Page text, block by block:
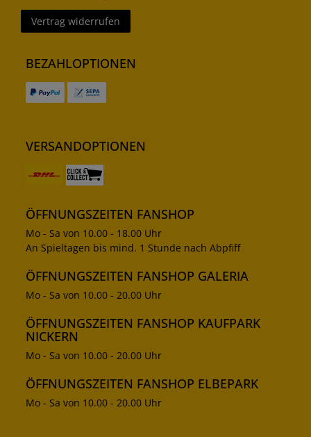
Vertrag widerrufen
BEZAHLOPTIONEN
VERSANDOPTIONEN
ÖFFNUNGSZEITEN FANSHOP
Mo - Sa von 10.00 - 18.00 Uhr
An Spieltagen bis mind. 1 Stunde nach Abpfiff
ÖFFNUNGSZEITEN FANSHOP GALERIA
Mo - Sa von 10.00 - 20.00 Uhr
ÖFFNUNGSZEITEN FANSHOP KAUFPARK
NICKERN
Mo - Sa von 10.00 - 20.00 Uhr
ÖFFNUNGSZEITEN FANSHOP ELBEPARK
Mo - Sa von 10.00 - 20.00 Uhr